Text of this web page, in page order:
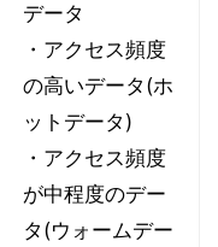
データ
・アクセス頻度
の高いデータ(ホ
ットデータ)
・アクセス頻度
が中程度のデー
タ(ウォームデー